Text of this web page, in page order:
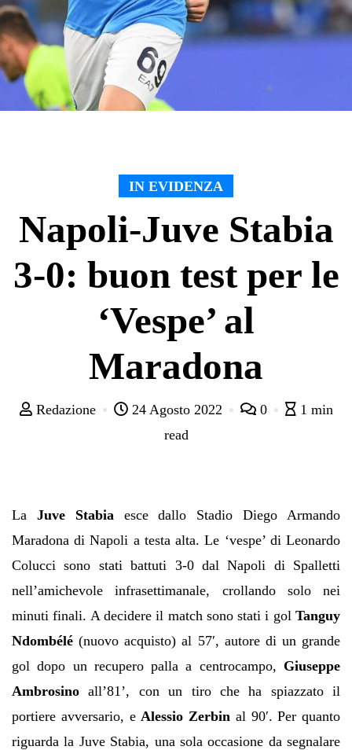
IN EVIDENZA
Napoli-Juve Stabia
3-0: buon test per le
‘Vespe’ al
Maradona
Redazione 24 Agosto 2022 0
1 min
read
La Juve Stabia esce dallo Stadio Diego Armando
Maradona di Napoli a testa alta. Le ‘vespe’ di Leonardo
Colucci sono stati battuti 3-0 dal Napoli di Spalletti
nell’amichevole infrasettimanale, crollando solo nei
minuti finali. A decidere il match sono stati i gol Tanguy
Ndombélé (nuovo acquisto) al 57′, autore di un grande
gol dopo un recupero palla a centrocampo, Giuseppe
Ambrosino all’81’, con un tiro che ha spiazzato il
portiere avversario, eAlessio Zerbin al 90′. Per quanto
riguarda la Juve Stabia, una sola occasione da segnalare